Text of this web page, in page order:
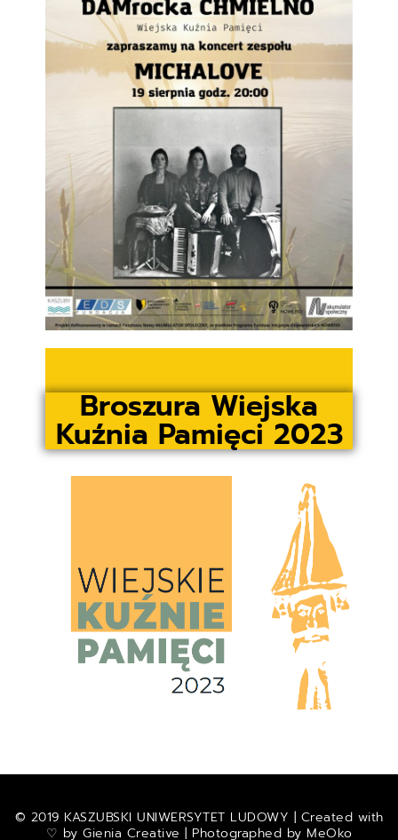
Broszura Wiejska
Kuźnia Pamięci 2023
© 2019 KASZUBSKI UNIWERSYTET LUDOWY | Created with
♡ by Gienia Creative | Photographed by MeOko